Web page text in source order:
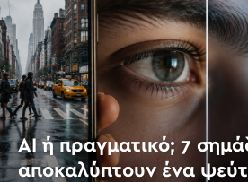
AI ή πραγματικό; 7
αποκαλύπτουν ένα